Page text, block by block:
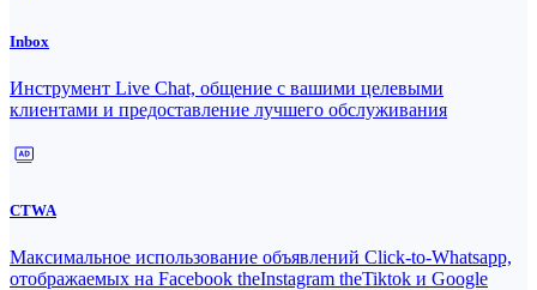
Inbox
Инструмент Live Chat, общение с вашими целевыми
клиентами и предоставление лучшего обслуживания
CTWA
Максимальное использование объявлений Click-to-Whatsapp,
отображаемых на Facebook theInstagram theTiktok и Google